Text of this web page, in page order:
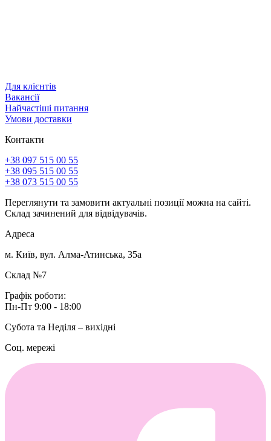
Для клієнтів
Вакансії
Найчастіші питання
Умови доставки
Контакти
+38 097 515 00 55
+38 095 515 00 55
+38 073 515 00 55
Переглянути та замовити актуальні позиції можна на сайті.
Склад зачинений для відвідувачів.
Адреса
м. Київ, вул. Алма-Атинська, 35а
Склад №7
Графік роботи:
Пн-Пт 9:00 - 18:00
Субота та Неділя – вихідні
Соц. мережі